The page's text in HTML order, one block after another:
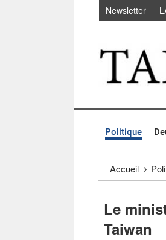
Passer au contenu
Newsletter
Politique
Accueil
Le
Taiwan